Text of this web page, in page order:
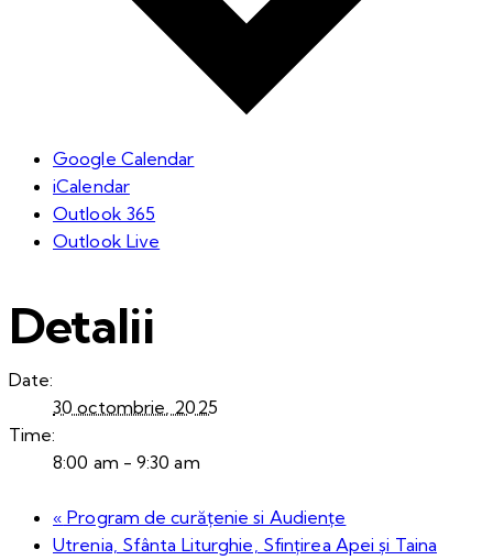
Google Calendar
iCalendar
Outlook 365
Outlook Live
Detalii
Date:
30 octombrie, 2025
Time:
8:00 am - 9:30 am
« Program de curățenie si Audiențe
Utrenia, Sfânta Liturghie, Sfințirea Apei și Taina